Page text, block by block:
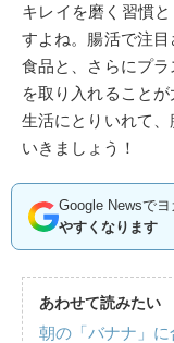
キレイを磨く習慣
すよね。腸活で注
食品と、さらにプラ
を取り入れること
生活にとりいれて
いきましょう！
Google Newsで
やすくなります
あわせて読みたい
朝の「バナナ」